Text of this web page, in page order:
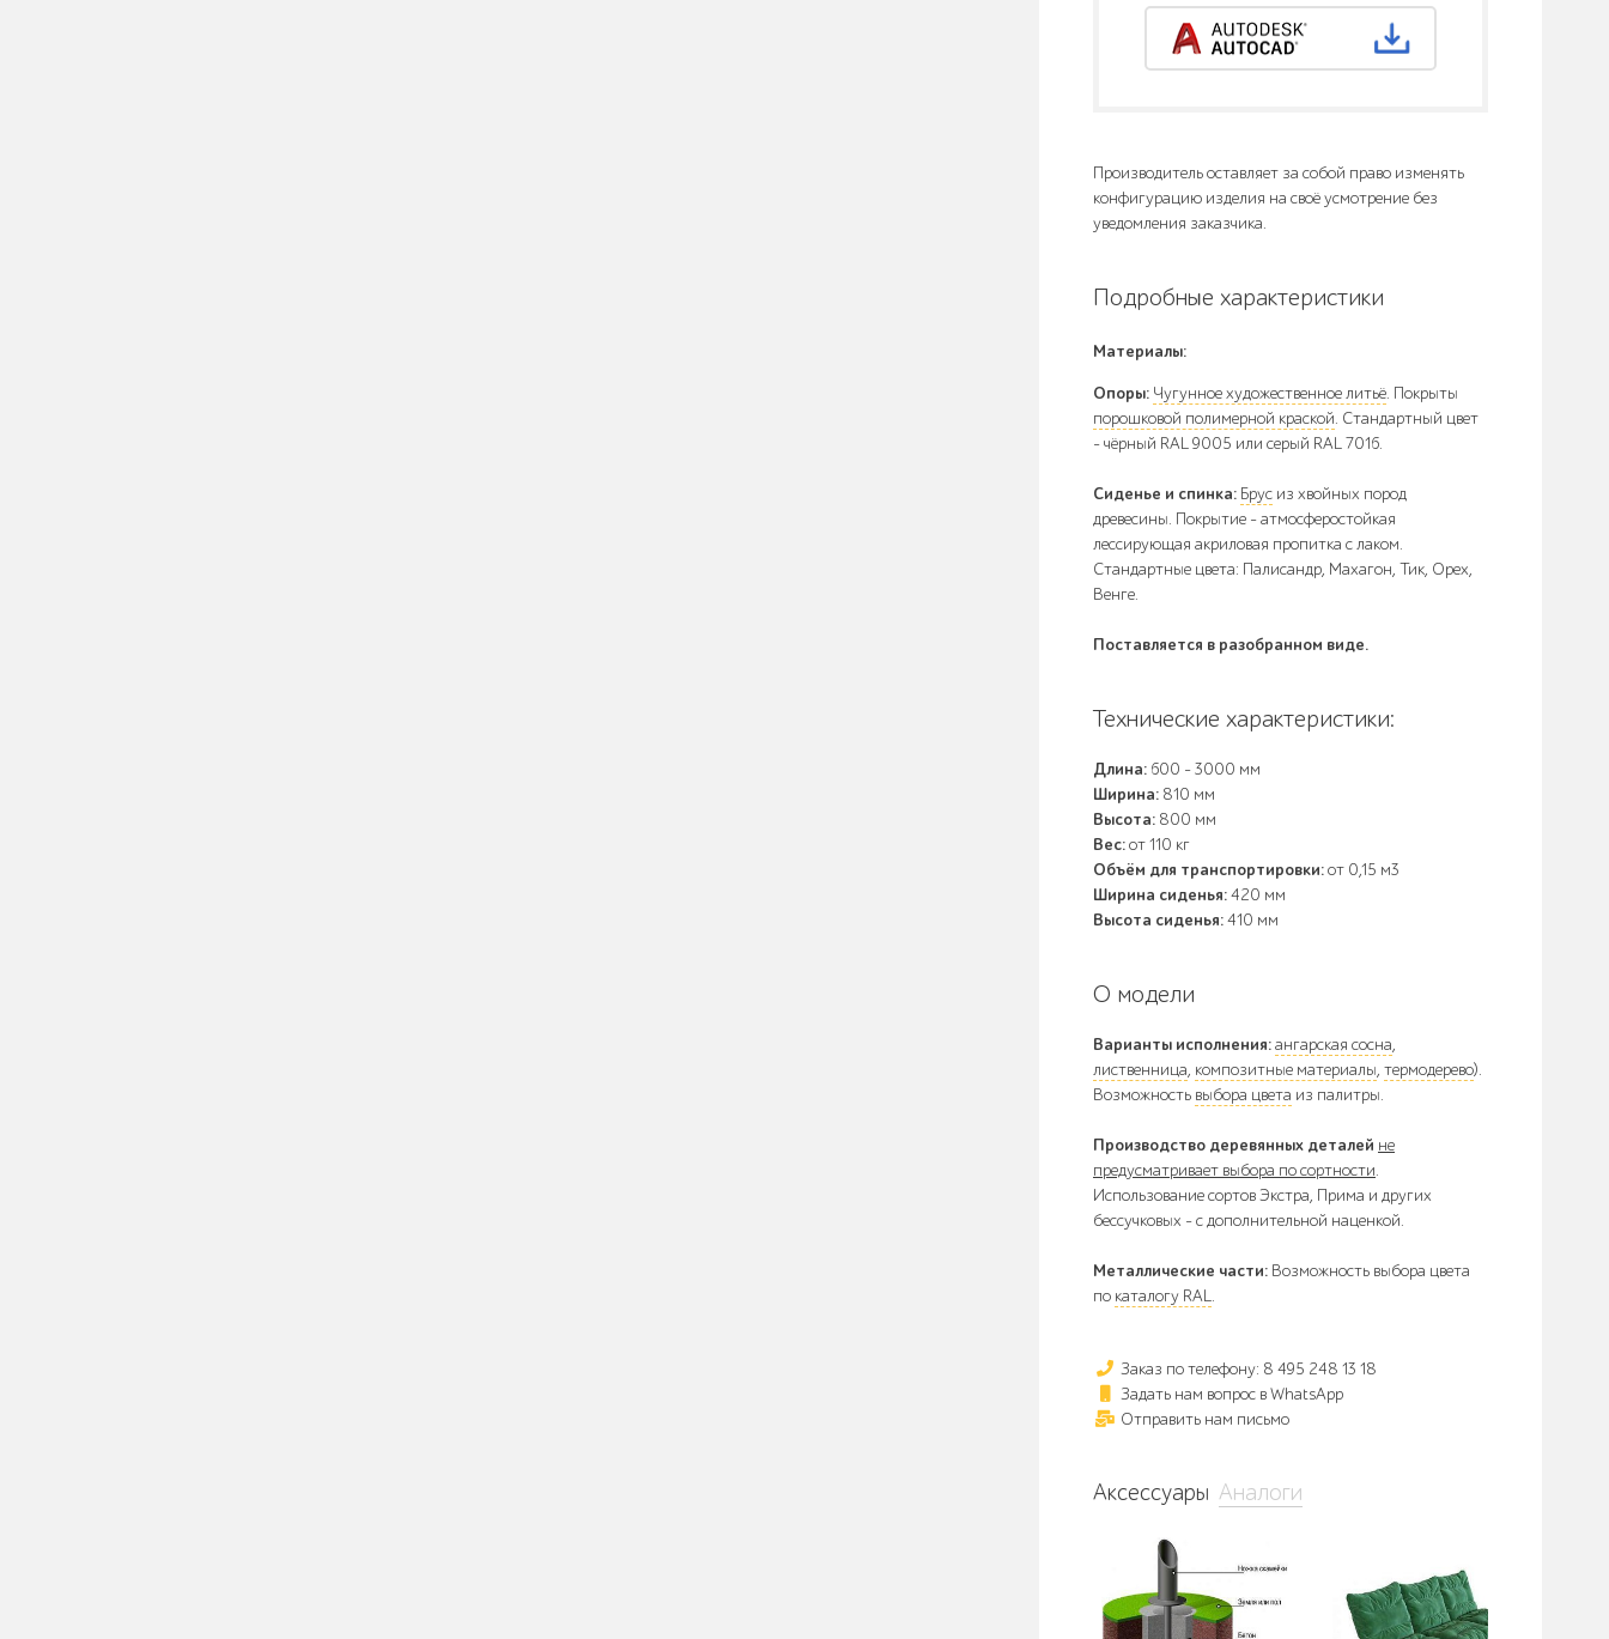
Производитель оставляет за собой право изменять
конфигурацию изделия на своё усмотрение без
уведомления заказчика.
Подробные характеристики
Материалы:
Опоры: Чугунное художественное литьё. Покрыты
порошковой полимерной краской. Стандартный цвет
– чёрный RAL 9005 или серый RAL 7016.
Сиденье и спинка: Брус из хвойных пород
древесины. Покрытие - атмосферостойкая
лессирующая акриловая пропитка с лаком.
Стандартные цвета: Палисандр, Махагон, Тик, Орех,
Венге.
Поставляется в разобранном виде.
Технические характеристики:
Длина: 600 - 3000 мм
Ширина: 810 мм
Высота: 800 мм
Вес:от 110 кг
Объём для транспортировки:от 0,15 м3
Ширина сиденья:420 мм
Высота сиденья:410 мм
О модели
Варианты исполнения:ангарская сосна,
лиственница, композитные материалы, термодерево).
Возможность выбора цвета из палитры.
Производство деревянных деталей не
предусматривает выбора по сортности.
Использование сортов Экстра, Прима и других
бессучковых - с дополнительной наценкой.
Металлические части: Возможность выбора цвета
по каталогу RAL.
Заказ по телефону: 8 495 248 13 18
Задать нам вопрос в WhatsApp
Отправить нам письмо
Аксессуары Аналоги